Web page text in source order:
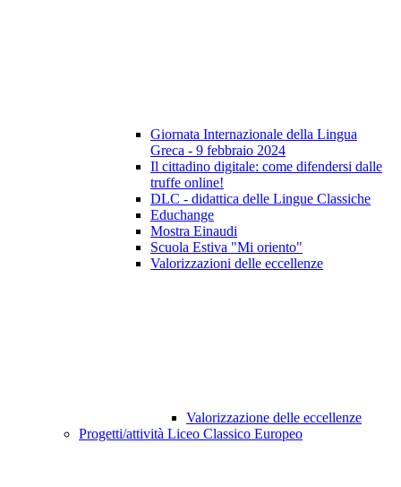
Giornata Internazionale della Lingua
Greca - 9 febbraio 2024
Il cittadino digitale: come difendersi dalle
truffe online!
DLC - didattica delle Lingue Classiche
Educhange
Mostra Einaudi
Scuola Estiva "Mi oriento"
Valorizzazioni delle eccellenze
Valorizzazione delle eccellenze
Progetti/attività Liceo Classico Europeo